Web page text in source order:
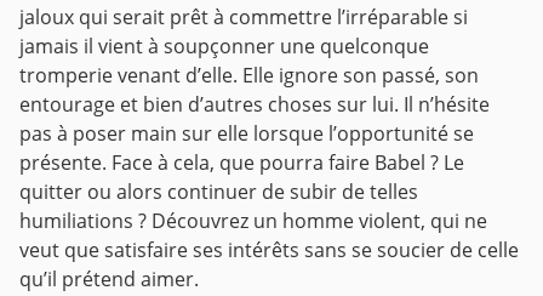
jaloux qui serait prêt à commettre l’irréparable si
jamais il vient à soupçonner une quelconque
tromperie venant d’elle. Elle ignore son passé, son
entourage et bien d’autres choses sur lui. Il n’hésite
pas à poser main sur elle lorsque l’opportunité se
présente. Face à cela, que pourra faire Babel ? Le
quitter ou alors continuer de subir de telles
humiliations ? Découvrez un homme violent, qui ne
veut que satisfaire ses intérêts sans se soucier de celle
qu’il prétend aimer.